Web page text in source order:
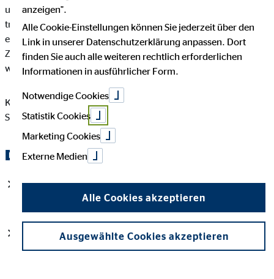
und helfen ihnen, die richtigen finanziellen Entscheidungen zu
treffen und somit ihre ganz persönlichen Ziele und Wünsche zu
erreichen. Letztendlich schaffen wir nichts geringeres als
Zufriedenheit und erhalten dafür viele Empfehlungen für
weitere Beratungsmandate.
Kann man sich etwas Schöneres von seinem Beruf wünschen?
Sei ganz vorne mit dabei!
Das erwartet Dich bei uns:
Du gestaltest Deinen Lehrplan ganz individuell nach
Deinen Stärken und Wünschen. Wir helfen Dir dabei.
Du arbeitest in Deinem eigenen Tempo mit einem
exzellenten Mentor an Deiner Seite. Somit wirst Du von
anzeigen".
Alle Cookie-Einstellungen können Sie jederzeit über den
Link in unserer Datenschutzerklärung anpassen. Dort
finden Sie auch alle weiteren rechtlich erforderlichen
Informationen in ausführlicher Form.
Notwendige Cookies
Statistik Cookies
Marketing Cookies
Externe Medien
Alle Cookies akzeptieren
Ausgewählte Cookies akzeptieren